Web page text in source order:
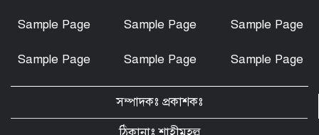
হত্যা মামলার আসামি আকাশ বিশ্বাস
আলী, বাহার আলী ও রেজাউলের জামিন
বাতিল ও ফাঁসির দাবিতে সাতক্ষীরায়
মানববন্ধন, পোস্টারিং
Sample Page Sample Page Sample Page
Sample Page Sample Page Sample Page
সম্পাদকঃ প্রকাশকঃ